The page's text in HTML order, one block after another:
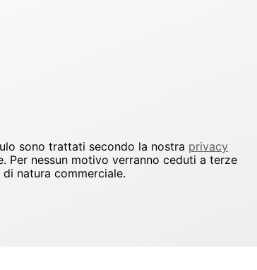
sono trattati secondo la nostra privacy
Per nessun motivo verranno ceduti a terze
natura commerciale.